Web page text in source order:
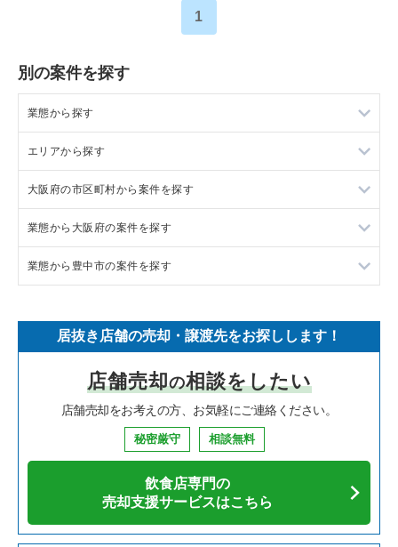
1
別の案件を探す
業態から探す
ラーメンの居抜き売却物件の案件一覧
フランス料理の居抜き売却物件の案件一覧
イタリア料理の居抜き売却物件の案件一覧
中華の居抜き売却物件の案件一覧
寿司の居抜き売却物件の案件一覧
焼肉の居抜き売却物件の案件一覧
鉄板焼き・お好み焼の居抜き売却物件の案件一覧
カフェの居抜き売却物件の案件一覧
テイクアウトの居抜き売却物件の案件一覧
エリアから探す
東京23区の飲食店の居抜き売却物件の案件一覧
東京都下の飲食店の居抜き売却物件の案件一覧
千葉県の飲食店の居抜き売却物件の案件一覧
神奈川県の飲食店の居抜き売却物件の案件一覧
大阪府の飲食店の居抜き売却物件の案件一覧
兵庫県の飲食店の居抜き売却物件の案件一覧
愛知県の飲食店の居抜き売却物件の案件一覧
岐阜県の飲食店の居抜き売却物件の案件一覧
大阪府の市区町村から案件を探す
大阪市北区の飲食店の居抜き売却物件の案件一覧
大阪市中央区の飲食店の居抜き売却物件の案件一覧
堺市北区の飲食店の居抜き売却物件の案件一覧
堺市中区の飲食店の居抜き売却物件の案件一覧
大阪市西区の飲食店の居抜き売却物件の案件一覧
大阪市福島区の飲食店の居抜き売却物件の案件一覧
豊中市の飲食店の居抜き売却物件の案件一覧
業態から大阪府の案件を探す
大阪府のラーメンの居抜き売却物件の案件一覧
大阪府のイタリア料理の居抜き売却物件の案件一覧
大阪府の中華の居抜き売却物件の案件一覧
大阪府のそば・うどんの居抜き売却物件の案件一覧
大阪府の焼肉の居抜き売却物件の案件一覧
大阪府の鉄板焼き・お好み焼の居抜き売却物件の案件一覧
業態から豊中市の案件を探す
豊中市のイタリア料理の居抜き売却物件の案件一覧
豊中市のそば・うどんの居抜き売却物件の案件一覧
豊中市の焼肉の居抜き売却物件の案件一覧
豊中市のカフェの居抜き売却物件の案件一覧
豊中市のテイクアウトの居抜き売却物件の案件一覧
居抜き店舗の売却・譲渡先をお探しします！
店舗売却の相談をしたい
店舗売却をお考えの方、お気軽にご連絡ください。
秘密厳守 相談無料
飲食店専門の
売却支援サービスはこちら